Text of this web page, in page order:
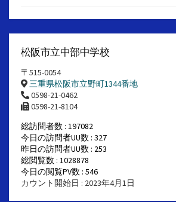
松阪市立中部中学校
〒515-0054
三重県松阪市立野町1344番地
0598-21-0462
0598-21-8104
総訪問者数 : 197082
今日の訪問者UU数 : 327
昨日の訪問者UU数 : 253
総閲覧数 : 1028878
今日の閲覧PV数 : 546
カウント開始日 : 2023年4月1日